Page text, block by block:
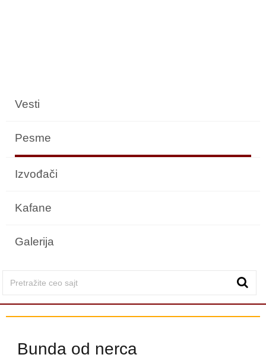
Vesti
Pesme
Izvođači
Kafane
Galerija
Bunda od nerca